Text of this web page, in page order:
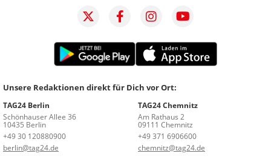
Unsere Redaktionen direkt für Dich vor Ort:
TAG24 Berlin
Schönhauser Allee 36
10435 Berlin
+49 30 120880900
berlin@tag24.de
TAG24 Chemnitz
Am Rathaus 2
09111 Chemnitz
+49 371 6906600
chemnitz@tag24.de